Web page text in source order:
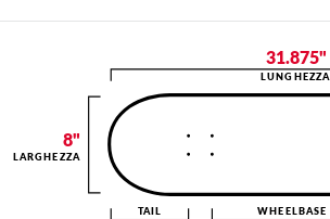
31.875"
LUNGHEZZA
WHEELBASE
TAIL
8"
LARGHEZZA